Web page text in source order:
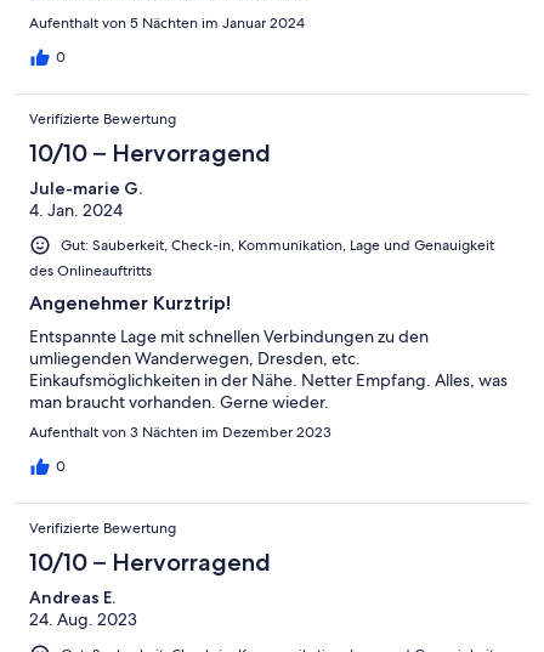
Aufenthalt von 5 Nächten im Januar 2024
0
Verifizierte Bewertung
10/10 – Hervorragend
Jule-marie G.
4. Jan. 2024
Gut: Sauberkeit, Check-in, Kommunikation, Lage und Genauigkeit
des Onlineauftritts
Angenehmer Kurztrip!
Entspannte Lage mit schnellen Verbindungen zu den
umliegenden Wanderwegen, Dresden, etc.
Einkaufsmöglichkeiten in der Nähe. Netter Empfang. Alles, was
man braucht vorhanden. Gerne wieder.
Aufenthalt von 3 Nächten im Dezember 2023
0
Verifizierte Bewertung
10/10 – Hervorragend
Andreas E.
24. Aug. 2023